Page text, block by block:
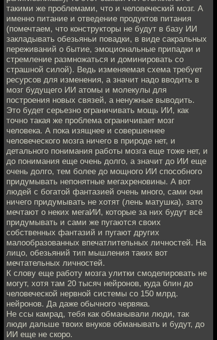
такими же проблемами, что и человеческий мозг. А
именно питание и отведение продуктов питания
(помечтаем, что конструкторы не будут в базу ИИ
закладывать обезьяньи повадки, в виде сакральных
переживаний о бытие, эмоциональные припадки и
стремление размножаться и доминировать со
страшной силой). Ведь изменяемая схема требует
ресурсов для изменения, а значит надо вводить в
мозг будущего ИИ атомы и молекулы для
построения новых связей, а ненужные выводить.
Это будет серьезно ограничивать мощь ИИ, как
точно такая же проблема ограничивает мозг
человека. А пока изящнее и совершеннее
человеческого мозга ничего в природе нет, и
детального понимания работы мозга еще тоже нет, и
до понимания еще очень долго, а значит до ИИ еще
очень долго, тем более до мощного ИИ способного
придумывать непонятные мегахреновины. А вот
людей с богатой фантазией очень много, сами они
ничего придумывать не хотят (лень матушка), зато
мечтают о неких мегаИИ, которые за них будут всё
придумывать и сами же пугаются своих
собственных фантазий и пугают других
малообразованных впечатлительных личностей. На
лицо, обезьяний тип мышления таких вот
мечтательных личностей.
К слову еще работу мозга улитки смоделировать не
могут, хотя там 20 тысяч нейронов, куда блин до
человеческой нервной системы со 150 млрд.
нейронов. Да даже обычного червяка.
Не ссы камрад, тебя как обманывали люди, так
люди дальше твоих внуков обманывать и будут, до
ИИ еще не скоро.